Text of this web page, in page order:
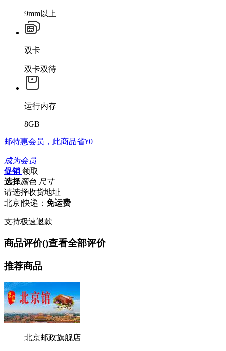
9mm以上
双卡
双卡双待
运行内存
8GB
邮特惠会员，此商品省¥0
成为会员
促销 领取
选择颜色 尺寸
请选择收货地址
北京|快递： 免运费
支持极速退款
商品评价()查看全部评价
推荐商品
北京邮政旗舰店